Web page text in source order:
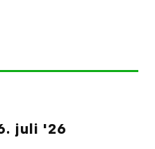
juli '26